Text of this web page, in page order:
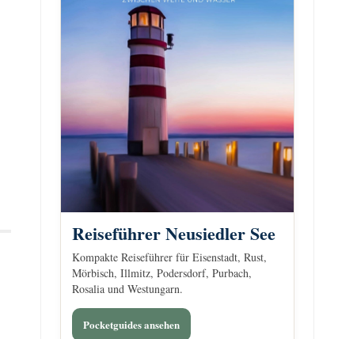
Reiseführer Neusiedler See
Kompakte Reiseführer für Eisenstadt, Rust,
Mörbisch, Illmitz, Podersdorf, Purbach,
Rosalia und Westungarn.
Pocketguides ansehen